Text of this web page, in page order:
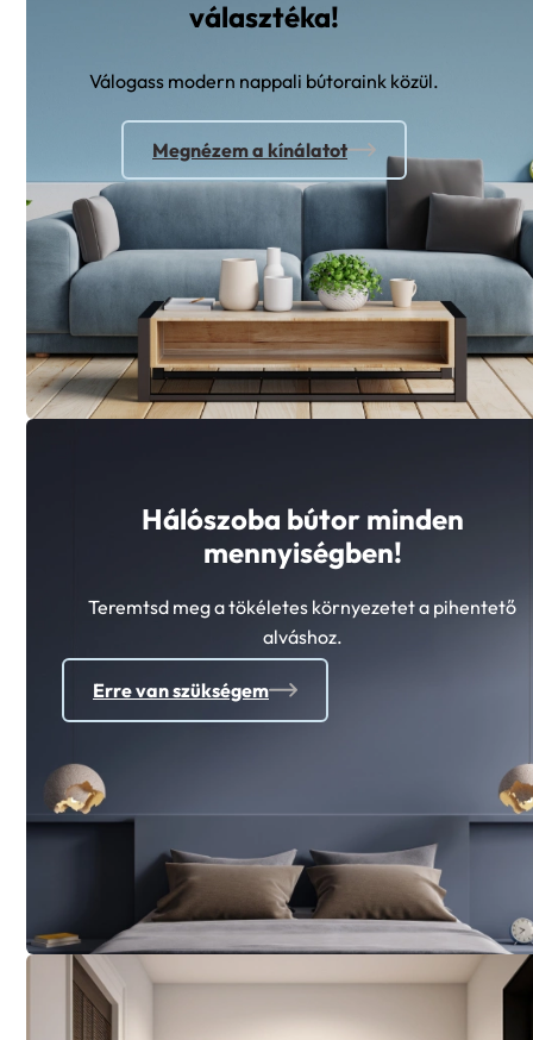
Megnézem a kínálatot
mennyiségben!
Teremtsd meg a tökéletes környezetet a pihentető
alváshoz.
Erre van szükségem
Előszoba bútor